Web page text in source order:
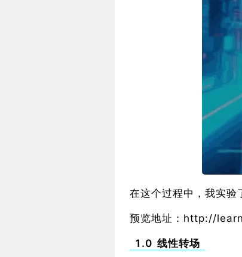
在这个过程中，我实验
预览地址：http://
1.0 线性转场